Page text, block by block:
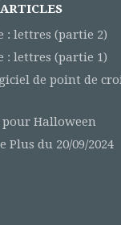
: lettres (partie 2)
: lettres (partie 1)
de point de
pour Halloween
Plus du 20/09/2024